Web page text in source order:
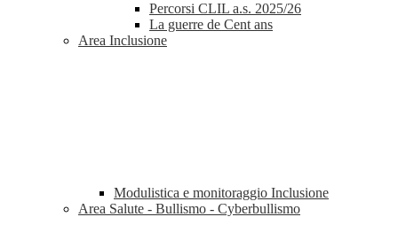
Percorsi CLIL a.s. 2025/26
La guerre de Cent ans
Area Inclusione
Modulistica e monitoraggio Inclusione
Area Salute - Bullismo - Cyberbullismo